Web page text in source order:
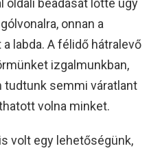
oldali beadását lőtte úgy
onnan a
labda. A félidő hátralevő
izgalmunkban,
tudtunk semmi váratlant
volna minket.
volt egy lehetőségünk,